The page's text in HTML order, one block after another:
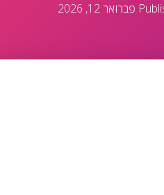
פברואר 12, 2026